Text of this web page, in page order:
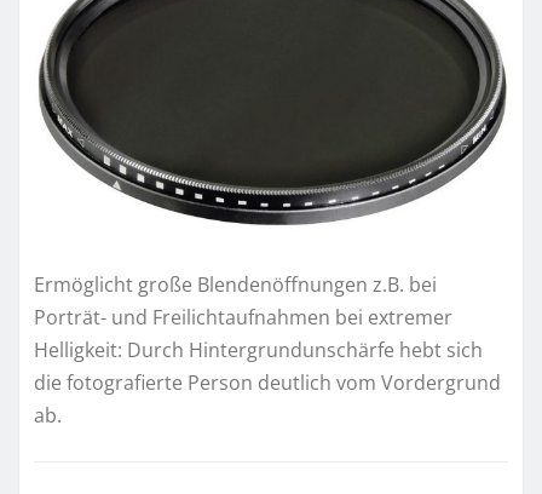
Ermöglicht große Blendenöffnungen z.B. bei
Porträt- und Freilichtaufnahmen bei extremer
Helligkeit: Durch Hintergrundunschärfe hebt sich
die fotografierte Person deutlich vom Vordergrund
ab.